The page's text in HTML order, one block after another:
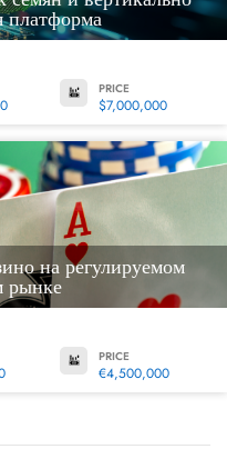
платформа
PRICE
$7,000,000
на регулируемом
рынке
PRICE
€4,500,000